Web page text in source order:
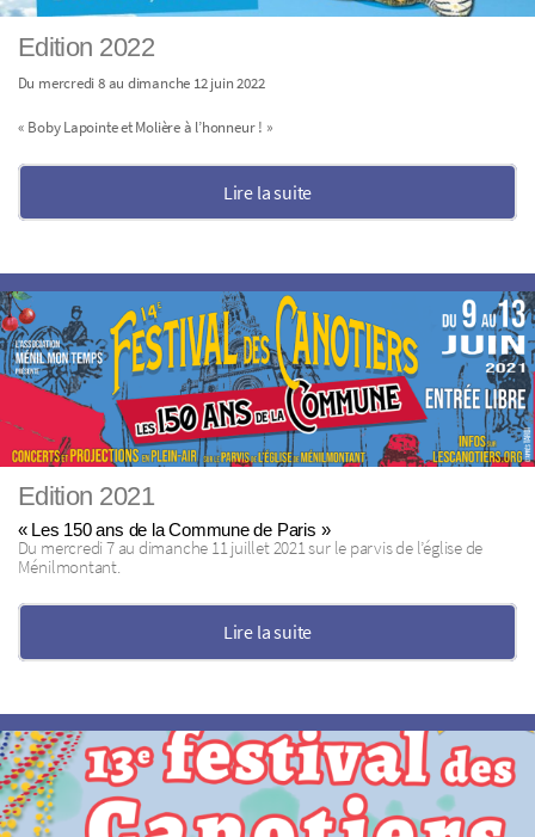
Edition 2022
Du mercredi 8 au dimanche 12 juin 2022
« Boby Lapointe et Molière à l’honneur ! »
Lire la suite
Edition 2021
« Les 150 ans de la Commune de Paris »
Du mercredi 7 au dimanche 11 juillet 2021 sur le parvis de l’église de
Ménilmontant.
Lire la suite